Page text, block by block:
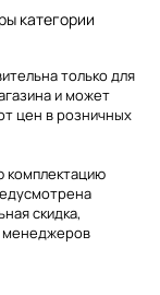
категории
только для
и может
цен в розничных
комплектацию
скидка,
менеджеров